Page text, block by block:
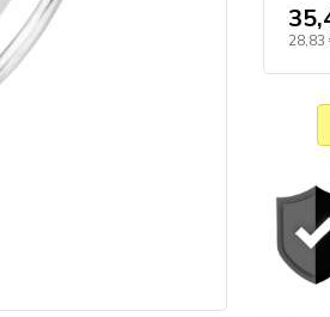
28,83